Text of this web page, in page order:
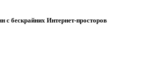
с бескрайних Интернет-просторов